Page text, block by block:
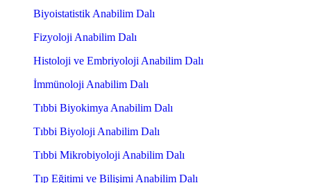
Biyoistatistik Anabilim Dalı
Fizyoloji Anabilim Dalı
Histoloji ve Embriyoloji Anabilim Dalı
İmmünoloji Anabilim Dalı
Tıbbi Biyokimya Anabilim Dalı
Tıbbi Biyoloji Anabilim Dalı
Tıbbi Mikrobiyoloji Anabilim Dalı
Tıp Eğitimi ve Bilişimi Anabilim Dalı